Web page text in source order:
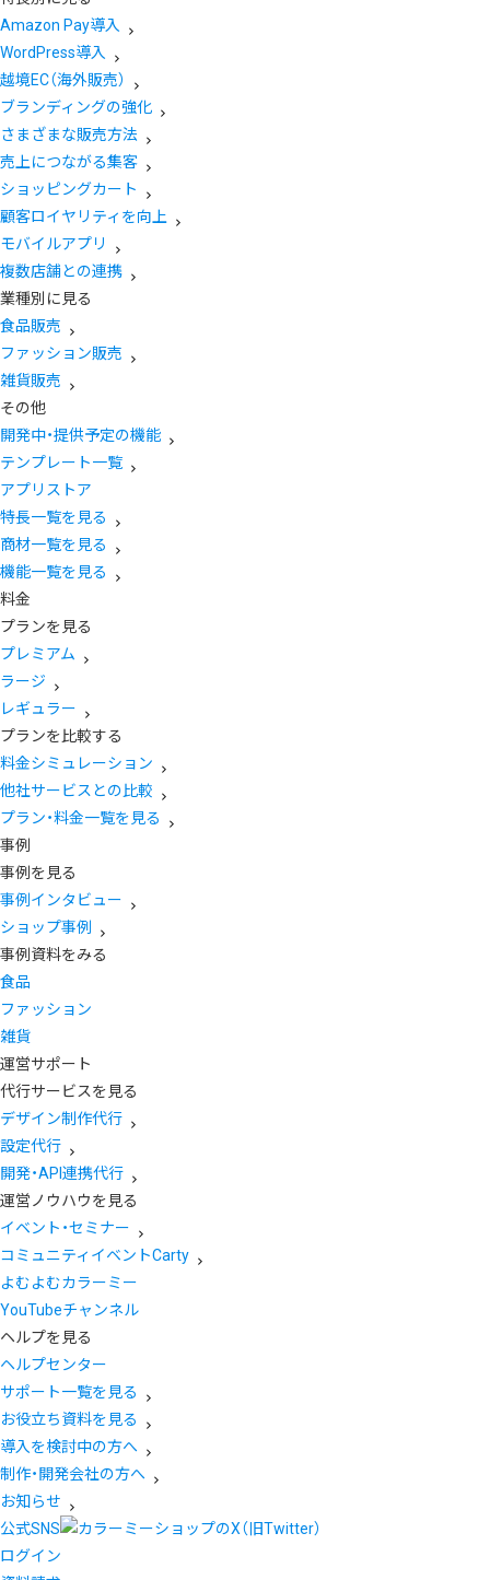
Amazon Pay導入
WordPress導入
越境EC（海外販売）
ブランディングの強化
さまざまな販売方法
売上につながる集客
ショッピングカート
顧客ロイヤリティを向上
モバイルアプリ
複数店舗との連携
業種別に見る
食品販売
ファッション販売
雑貨販売
その他
開発中・提供予定の機能
テンプレート一覧
アプリストア
特長一覧を見る
商材一覧を見る
機能一覧を見る
料金
プランを見る
プレミアム
ラージ
レギュラー
プランを比較する
料金シミュレーション
他社サービスとの比較
プラン・料金一覧を見る
事例
事例を見る
事例インタビュー
ショップ事例
事例資料をみる
食品
ファッション
雑貨
運営サポート
代行サービスを見る
デザイン制作代行
設定代行
開発・API連携代行
運営ノウハウを見る
イベント・セミナー
コミュニティイベントCarty
よむよむカラーミー
YouTubeチャンネル
ヘルプを見る
ヘルプセンター
サポート一覧を見る
お役立ち資料を見る
導入を検討中の方へ
制作・開発会社の方へ
お知らせ
公式SNS
ログイン